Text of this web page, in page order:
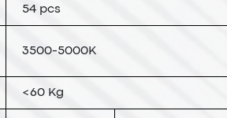
54 pcs
3500-5000K
<60 Kg